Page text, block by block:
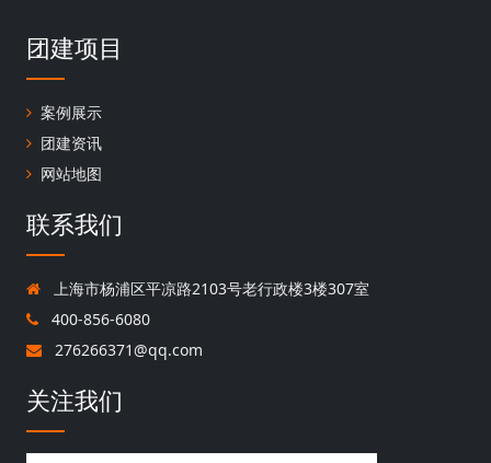
团建项目
案例展示
团建资讯
网站地图
联系我们
上海市杨浦区平凉路2103号老行政楼3楼307室
400-856-6080
276266371@qq.com
关注我们